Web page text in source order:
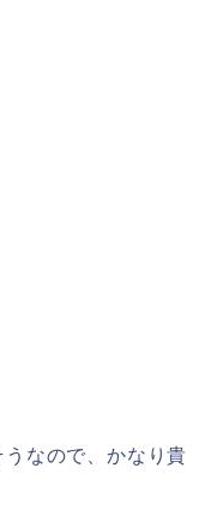
なので、かなり貴